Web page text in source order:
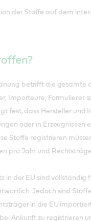
der Stoffe auf dem
betrifft die gesamte
Importeure, Formulierer
fest, dass Hersteller und
oder in Erzeugnissen
Stoffe registrieren
pro Jahr und
in der EU sind vollständig
Jedoch sind
in die EU
Ankunft zu registrieren